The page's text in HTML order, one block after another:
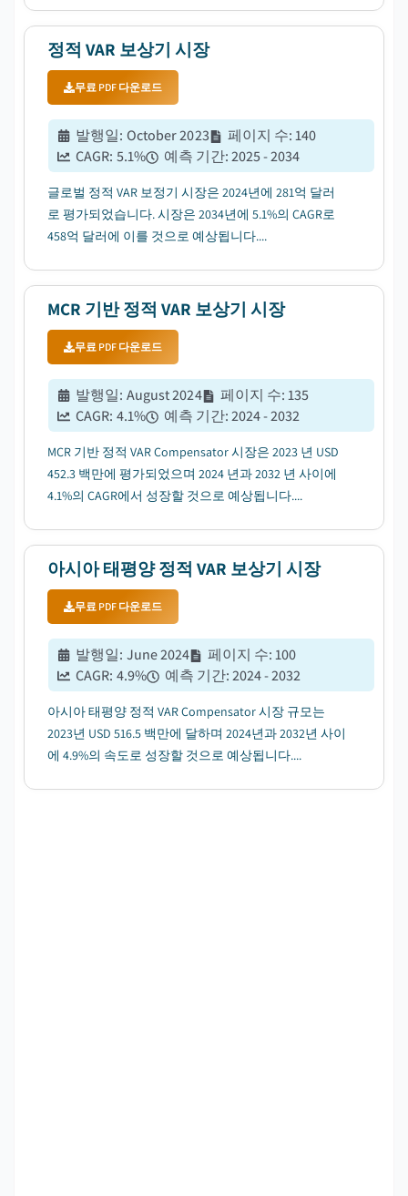
정적 VAR 보상기 시장
무료 PDF 다운로드
발행일: October 2023 페이지 수:140
CAGR: 5.1% 예측 기간:2025 - 2034
글로벌 정적 VAR 보정기 시장은 2024년에 281억 달러
로 평가되었습니다. 시장은 2034년에 5.1%의 CAGR로
458억 달러에 이를 것으로 예상됩니다....
MCR 기반 정적 VAR 보상기 시장
무료 PDF 다운로드
발행일: August 2024 페이지 수:135
CAGR: 4.1% 예측 기간:2024 - 2032
MCR 기반 정적 VAR Compensator 시장은 2023 년 USD
452.3 백만에 평가되었으며 2024 년과 2032 년 사이에
4.1%의 CAGR에서 성장할 것으로 예상됩니다....
아시아 태평양 정적 VAR 보상기 시장
무료 PDF 다운로드
발행일: June 2024 페이지 수:100
CAGR: 4.9% 예측 기간:2024 - 2032
아시아 태평양 정적 VAR Compensator 시장 규모는
2023년 USD 516.5 백만에 달하며 2024년과 2032년 사이
에 4.9%의 속도로 성장할 것으로 예상됩니다....